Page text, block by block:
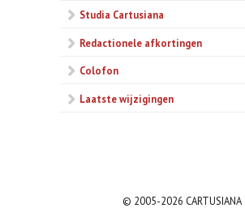
Studia Cartusiana
Redactionele afkortingen
Colofon
Laatste wijzigingen
© 2005-2026 CARTUSIANA